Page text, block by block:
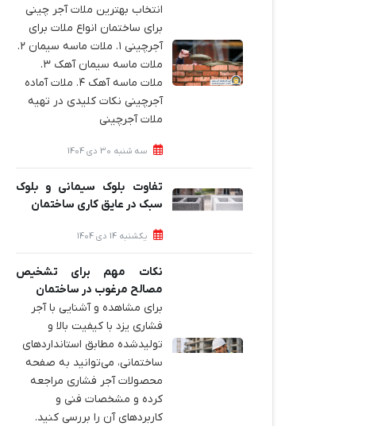
انتخاب بهترین ملات آجر چینی
برای ساختمان‌ انواع ملات برای
آجرچینی ۱. ملات ماسه سیمان ۲.
ملات ماسه سیمان آهک ۳.
ملات ماسه آهک ۴. ملات آماده
آجرچینی نکات کلیدی در تهیه
ملات آجرچینی
سه شنبه 30 دی 1404
تفاوت بلوک سیمانی و بلوک
سبک در عایق کاری ساختمان
یکشنبه 14 دی 1404
نکات مهم برای تشخیص
مصالح مرغوب در ساختمان
برای مشاهده و آشنایی با آجر
فشاری یزد با کیفیت بالا و
تولیدشده مطابق استانداردهای
ساختمانی، می‌توانید به صفحه
محصولات آجر فشاری مراجعه
کرده و مشخصات فنی و
کاربردهای آن را بررسی کنید.